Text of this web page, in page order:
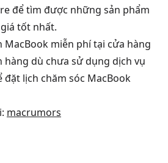
để tìm được những sản phẩm
tốt nhất.
MacBook miễn phí tại cửa hàng
hàng dù chưa sử dụng dịch vụ
đặt lịch chăm sóc MacBook
macrumors